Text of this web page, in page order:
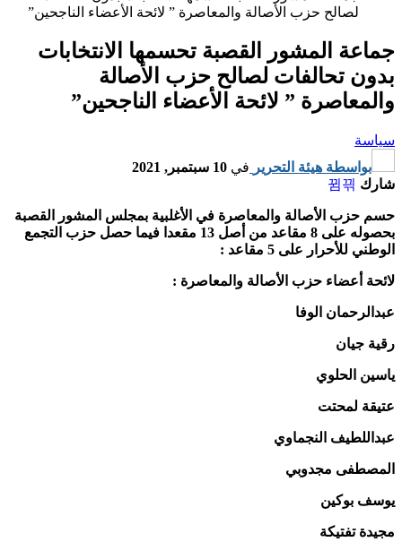
لصالح حزب الأصالة والمعاصرة ” لائحة الأعضاء الناجحين”
جماعة المشور القصبة تحسمها الانتخابات
بدون تحالفات لصالح حزب الأصالة
والمعاصرة ” لائحة الأعضاء الناجحين”
سياسة
بواسطة هيئة التحرير في 10 سبتمبر, 2021
شارك
حسم حزب الأصالة والمعاصرة في الأغلبية بمجلس المشور القصبة
بحصوله على 8 مقاعد من أصل 13 مقعدا فيما حصل حزب التجمع
الوطني للأحرار على 5 مقاعد :
لائحة أعضاء حزب الأصالة والمعاصرة :
عبدالرحمان الوفا
رقية جيان
ياسين الحلوي
عتيقة لمحتت
عبداللطيف النجماوي
المصطفى مجدوبي
يوسف بوكين
مجيدة تفتيكة